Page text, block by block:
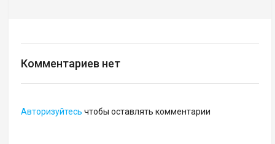
Комментариев нет
Авторизуйтесь чтобы оставлять комментарии